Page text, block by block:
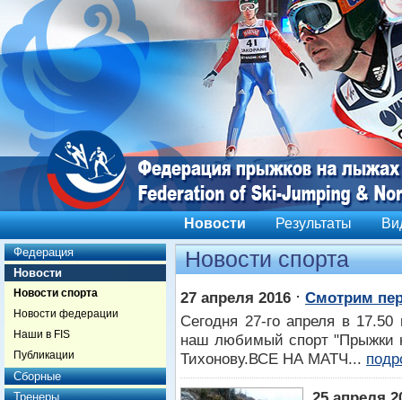
Новости Результаты
Федерация
Новости
Новости спорта
Новости федерации
Наши в FIS
Публикации
Сборные
Тренеры
Новости спорта
27 апреля 2016 ⋅ Смотрим
Сегодня 27-го апреля в
наш любимый спорт "Прыжки
Тихонову.ВСЕ НА МАТЧ...